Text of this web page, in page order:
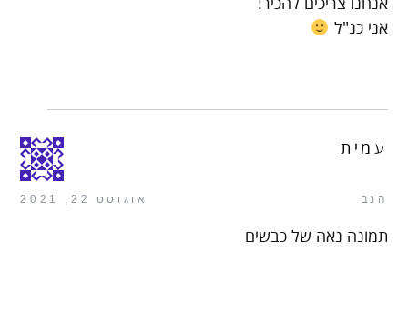
אני כנ"ל
הגב אוגוסט 22, 2021
עמית
תמונה נאה של כבשים